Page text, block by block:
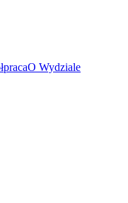
O Wydziale